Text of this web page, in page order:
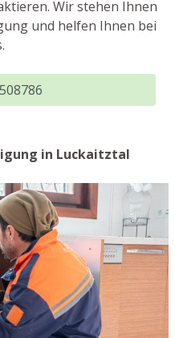
Wir stehen Ihnen
und helfen Ihnen bei
in Luckaitztal